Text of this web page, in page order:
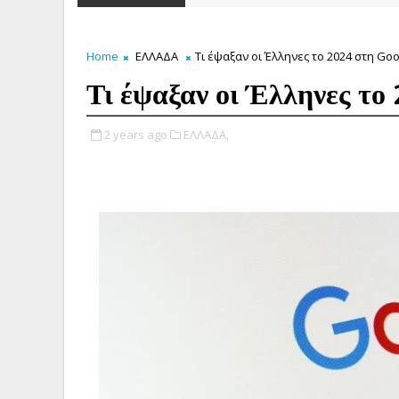
Home ΕΛΛΑΔΑ Τι έψαξαν οι Έλληνες το 2024 στη
Τι έψαξαν οι Έλληνες
2 years ago ΕΛΛΑΔΑ,